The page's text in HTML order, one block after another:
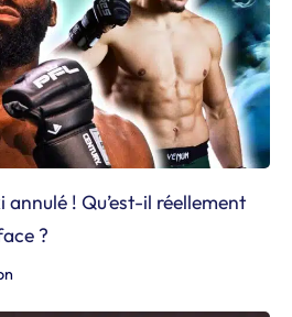
! Qu’est-il réellement
?